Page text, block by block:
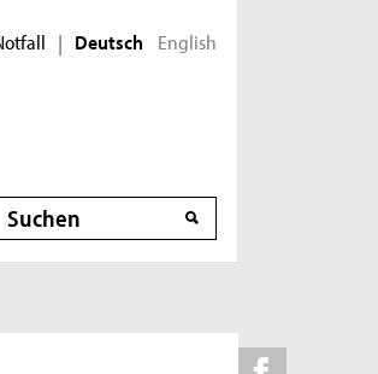
| Deutsch English
Suche